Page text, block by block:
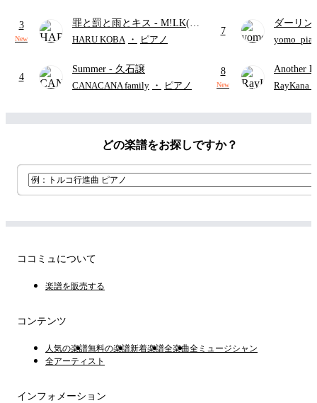
3
New
罪と罰と雨とキス - M!LK(佐
野勇斗&吉田仁人)
HARU KOBA ・ ピアノ
4
Summer - 久石譲
CANACANA family ・ ピアノ
7
ダーリン
APPLE (
8
New
Another
Hurwitz
RayKana
どの楽譜をお探しですか？
ココミュについて
楽譜を販売する
コンテンツ
人気の楽譜無料の楽譜新着楽譜全楽曲全ミュージシャン
全アーティスト
インフォメーション